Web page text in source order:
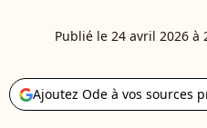
Publié le 24 avril 2026 à
Ajoutez Ode à vos sources